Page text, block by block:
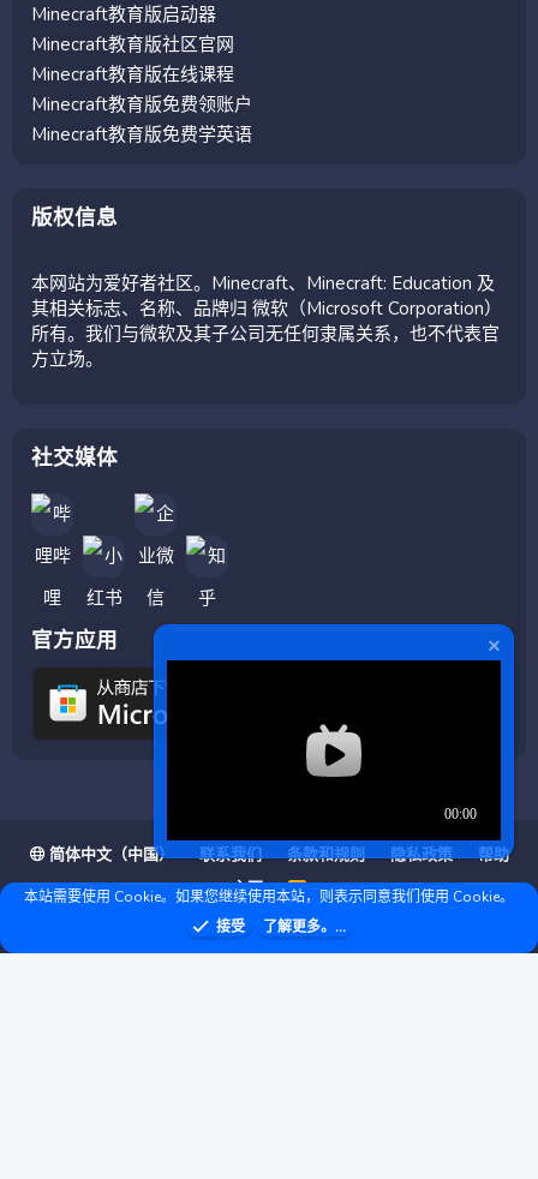
Minecraft教育版启动器
Minecraft教育版社区官网
Minecraft教育版在线课程
Minecraft教育版免费领账户
Minecraft教育版免费学英语
版权信息
本网站为爱好者社区。Minecraft、Minecraft: Education 及
其相关标志、名称、品牌归 微软（Microsoft Corporation）
所有。我们与微软及其子公司无任何隶属关系，也不代表官
方立场。
社交媒体
官方应用
简体中文（中国） 联系我们 条款和规则 隐私政策
帮助
主页
R
S
S
❤ © Copyright 2020–2026 基岩科技 版权所有 |Microsoft Marketplace
本站需要使用 Cookie。如果您继续使用本站，则表示同意我们使用 Cookie。
接受
了解更多。...